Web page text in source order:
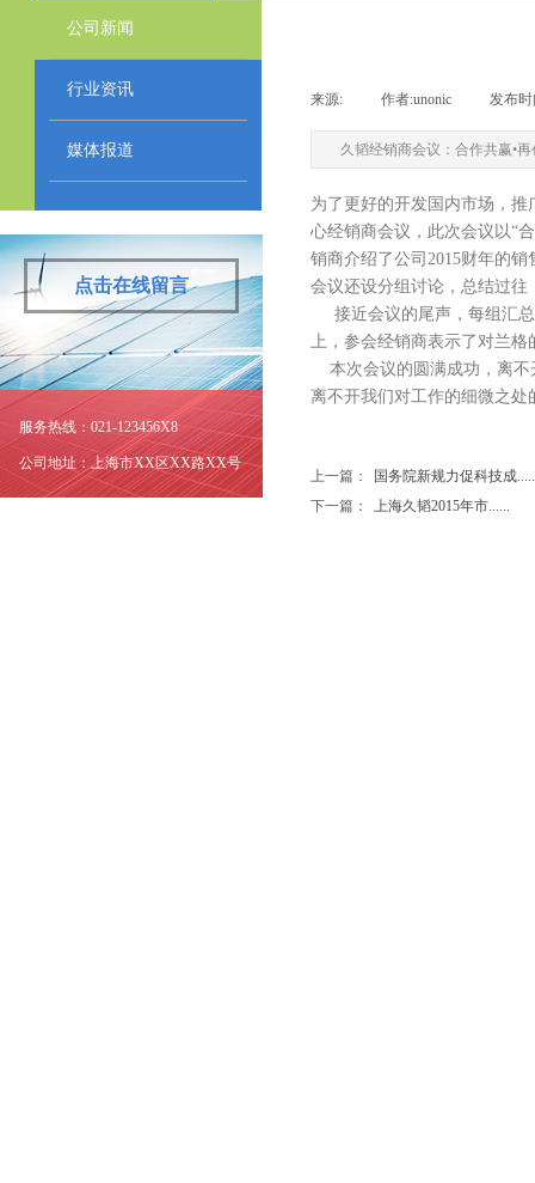
公司新闻
行业资讯
媒体报道
来源: 作者:unonic 发布
久韬经销商会议：合作共赢•
为了更好的开发国内市场，
心经销商会议，此次会议以“
销商介绍了公司 2015财年的销
会议还设分组讨论，总结过往
接近会议的尾声，每组汇
上，参会经销商表示了对兰格
本次会议的圆满成功，离
离不开我们对工作的细微之处
上一篇：
国务院新规力促科技成
下一篇：
上海久韬2015年市......
点击在线留言
服务热线：021-123456X8
公司地址：上海市XX区XX路XX号